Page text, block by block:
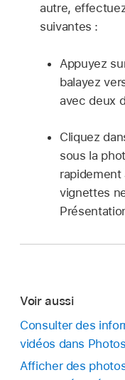
autre,
suivantes :
Appuyez
balayez
avec deux
Cliquez
sous la
rapidement
vignettes
Voir aussi
Consulter des
vidéos dans
Afficher des